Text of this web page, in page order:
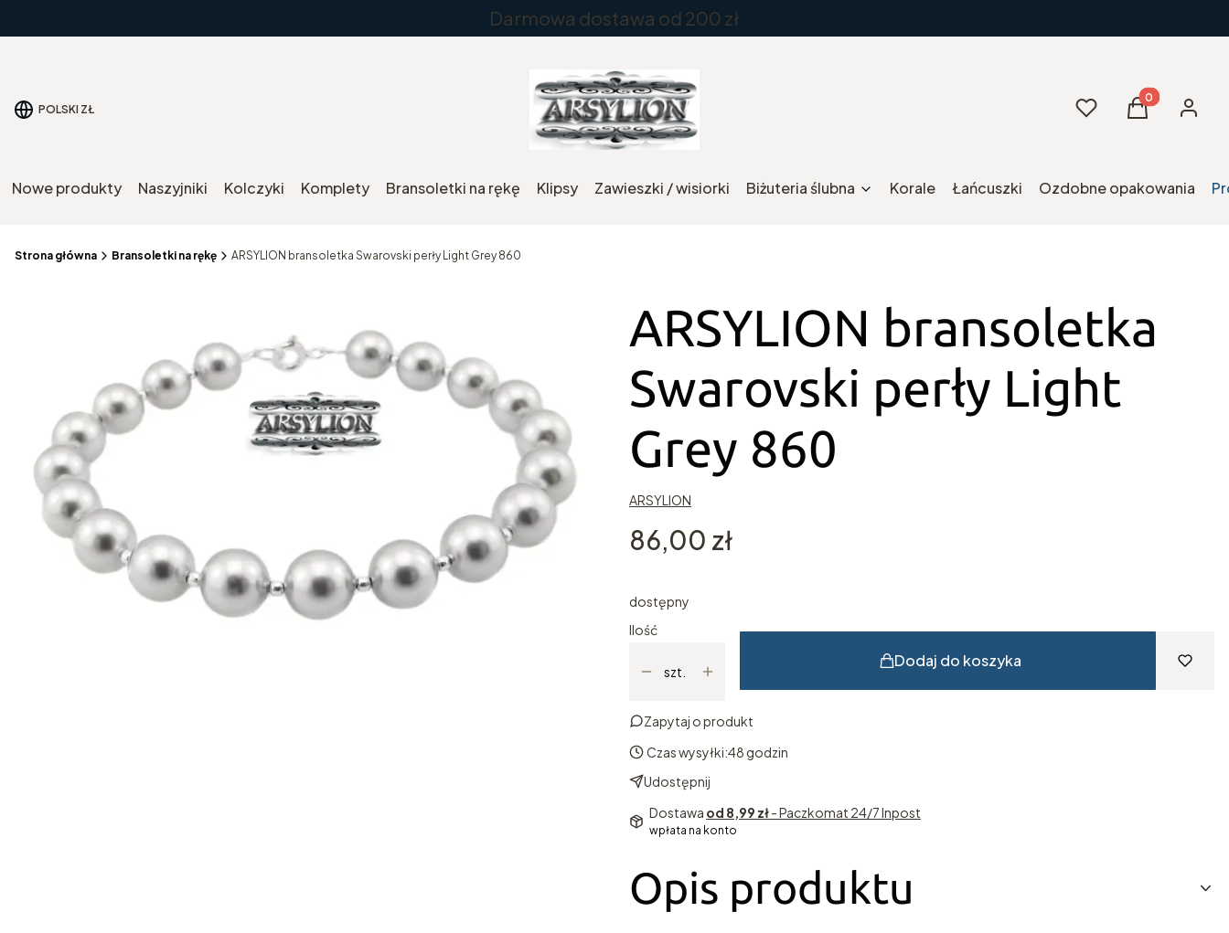
Darmowa dostawa od 200 zł
POLSKI ZŁ UlubioneProdukty w
Koszyk
Nowe produkty Naszyjniki Kolczyki Komplety Bransoletki na rękę Klipsy Zawieszki / wisiorki Biżuteria ślubna Korale Łańcuszki Ozdobne opakowania
Strona główna Bransoletki na rękę ARSYLION bransoletka Swarovski perły Light Grey 860
ARSYLION bransoletka
Swarovski perły Light
Grey 860
ARSYLION
Cena
86,00 zł
dostępny
Ilość
szt.
Dodaj do koszyka
Zapytaj o produkt
Czas wysyłki:48 godzin
Udostępnij
Dostawa od 8,99 zł- Paczkomat 24/7 Inpost
wpłata na konto
Opis produktu